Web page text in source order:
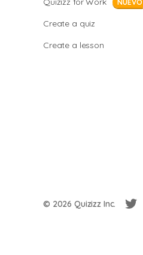
NUEVO
Create a quiz
Create a lesson
© 2026 Quizizz Inc.